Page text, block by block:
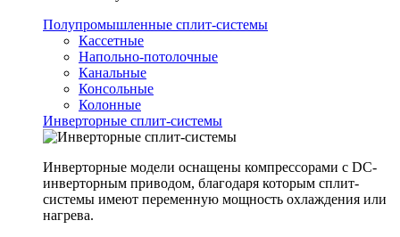
Полупромышленные сплит-системы
Кассетные
Напольно-потолочные
Канальные
Консольные
Колонные
Инверторные сплит-системы
Инверторные модели оснащены компрессорами с DC-
инверторным приводом, благодаря которым сплит-
системы имеют переменную мощность охлаждения или
нагрева.